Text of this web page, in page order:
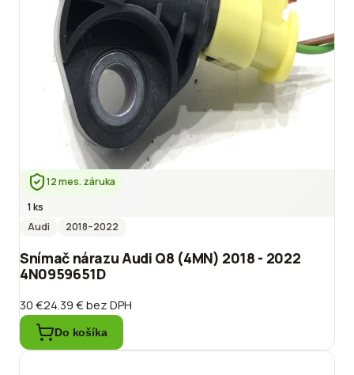
12 mes. záruka
1 ks
Audi
2018–2022
Snímač nárazu Audi Q8 (4MN) 2018 - 2022
4N0959651D
30 €24.39 €bez DPH
Do košíka